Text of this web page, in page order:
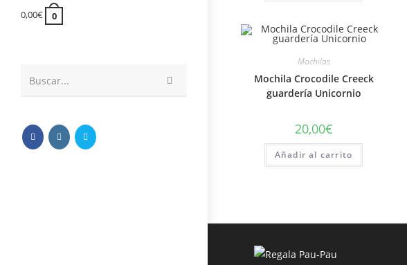
0,00€ 0
Buscar...
Mochilas
Mochila Crocodile Creeck
guardería Unicornio
20,00€
Añadir al carrito